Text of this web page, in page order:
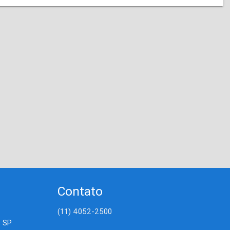
Contato
(11) 4052-2500